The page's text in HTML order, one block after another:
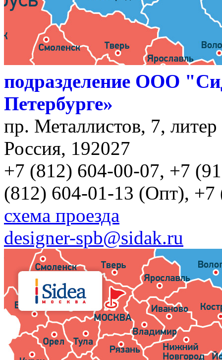
подразделение ООО
Петербурге»
пр. Металлистов, 7,
Россия, 192027
+7 (812) 604-00-07, +7
(812) 604-01-13 (Опт), +7
схема проезда
designer-spb@sidak.ru